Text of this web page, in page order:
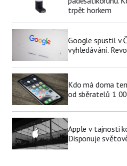
trpět horkem
Google spustil v
vyhledávání.
Kdo má doma
od sběratelů 1
Apple v tajnosti
Disponuje